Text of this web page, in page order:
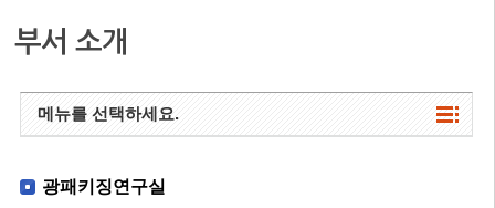
부서 소개
메뉴를 선택하세요.
광패키징연구실